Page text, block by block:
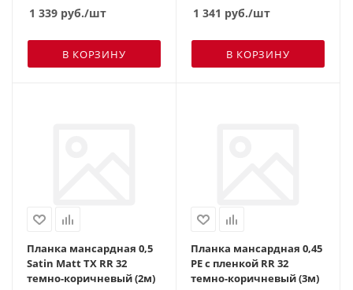
1 339 руб./шт
В КОРЗИНУ
1 341 руб./шт
В КОРЗИНУ
Планка мансардная 0,5
Satin Matt TX RR 32
темно-коричневый (2м)
Планка мансардная 0,45
PE с пленкой RR 32
темно-коричневый (3м)